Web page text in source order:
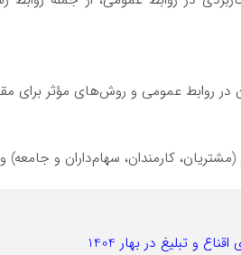
در روابط عمومی و روش‌های مؤثر برای
کارمندان، سهام‌داران و جامعه)
و تبلیغ در بهار 1404